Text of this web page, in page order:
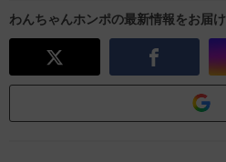
わんちゃんホンポの最新情報をお届け